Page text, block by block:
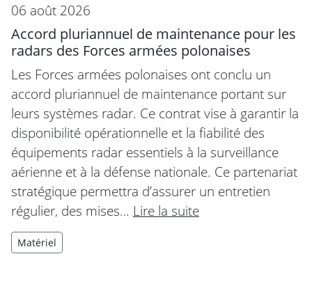
06 août 2026
Accord pluriannuel de maintenance pour les
radars des Forces armées polonaises
Les Forces armées polonaises ont conclu un
accord pluriannuel de maintenance portant sur
leurs systèmes radar. Ce contrat vise à garantir la
disponibilité opérationnelle et la fiabilité des
équipements radar essentiels à la surveillance
aérienne et à la défense nationale. Ce partenariat
stratégique permettra d’assurer un entretien
régulier, des mises… Lire la suite
Matériel